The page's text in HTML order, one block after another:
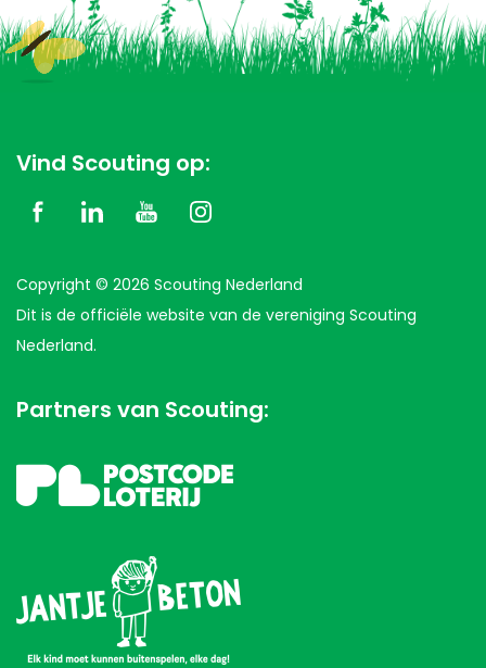
Vind Scouting op:
Copyright © 2026 Scouting Nederland
Dit is de officiële website van de vereniging Scouting
Nederland.
Partners van Scouting: